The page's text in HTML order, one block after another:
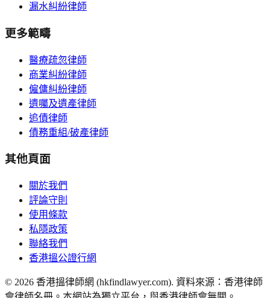
漏水糾紛律師
更多範疇
醫療疏忽律師
商業糾紛律師
僱傭糾紛律師
遺囑及遺產律師
追債律師
債務重組/破產律師
其他頁面
關於我們
評論守則
使用條款
私隱政策
聯絡我們
香港搵公證行網
© 2026 香港搵律師網 (hkfindlawyer.com). 資料來源：香港律師